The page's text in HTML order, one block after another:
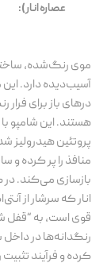
عصاره انار):
موی رنگ‌شده،
آسیب‌دیده دارد. این
درهای باز برای فرار
هستند. این شامپو
پروتئین هیدرولیز
منافذ را پر کرده و
بازسازی می‌کند. در
انار که سرشار از
قوی است، به “قفل
رنگدانه‌ها در
کرده و فرآیند